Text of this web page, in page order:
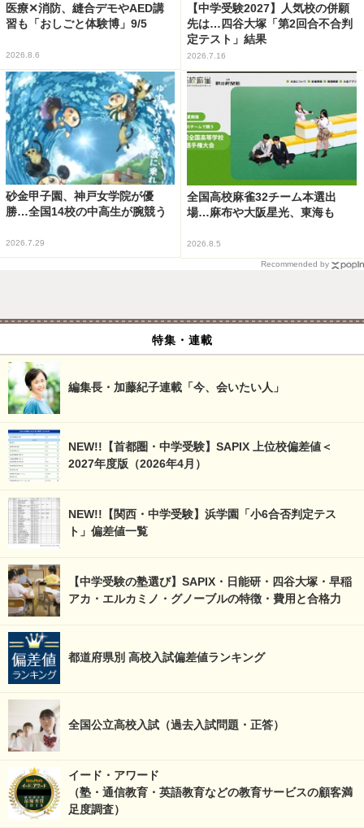
医療✕消防、縫合デモやAED講
習も「おしごと体験博」9/5
2026.8.6
【中学受験2027】人気校の併願
先は…四谷大塚「第2回合不合判
定テスト」結果
2026.7.16
砂金甲子園、神戸女学院が優
勝…全国14校の中高生が腕競う
2026.7.29
全国高校麻雀32チーム本選出
場…麻布や大阪星光、東海も
2026.8.5
Recommended by
特集・連載
編集長・加藤紀子連載「今、会いたい人」
NEW!!【首都圏・中学受験】SAPIX 上位校偏差値＜
2027年度版（2026年4月）
NEW!!【関西・中学受験】浜学園「小6合否判定テス
ト」偏差値一覧
【中学受験の塾選び】SAPIX・日能研・四谷大塚・早稲
アカ・エルカミノ・グノーブルの特徴・費用と合格力
都道府県別 高校入試偏差値ランキング
全国公立高校入試（過去入試問題・正答）
イード・アワード
（塾・通信教育・英語教育などの教育サービスの顧客満
足度調査）